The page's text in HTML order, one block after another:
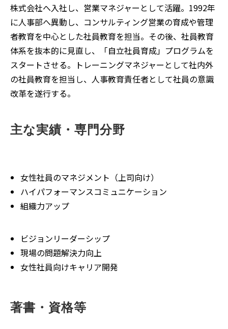
株式会社へ入社し、営業マネジャーとして活躍。1992年
に人事部へ異動し、コンサルティング営業の育成や管理
者教育を中心とした社員教育を担当。その後、社員教育
体系を抜本的に見直し、「自立社員育成」プログラムを
スタートさせる。トレーニングマネジャーとして社内外
の社員教育を担当し、人事教育責任者として社員の意識
改革を遂行する。
主な実績・専門分野
女性社員のマネジメント（上司向け）
ハイパフォーマンスコミュニケーション
組織力アップ
ビジョンリーダーシップ
現場の問題解決力向上
女性社員向けキャリア開発
著書・資格等